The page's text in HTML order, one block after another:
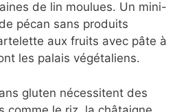
spéciaux
vos convives, adaptez
la qualité ni